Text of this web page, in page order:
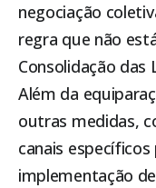
negociação
regra que não
Consolidação das
Além da
outras medidas,
canais
implementação